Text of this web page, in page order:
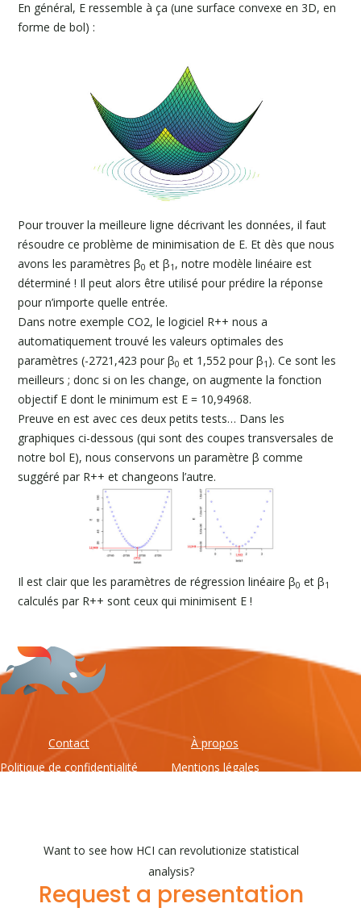
En général, E ressemble à ça (une surface convexe en 3D, en
forme de bol) :
Pour trouver la meilleure ligne décrivant les données, il faut
résoudre ce problème de minimisation de E. Et dès que nous
avons les paramètres β0 et β1, notre modèle linéaire est
déterminé ! Il peut alors être utilisé pour prédire la réponse
pour n’importe quelle entrée.
Dans notre exemple CO2, le logiciel R++ nous a
automatiquement trouvé les valeurs optimales des
paramètres (-2721,423 pour β0 et 1,552 pour β1 ). Ce sont les
meilleurs ; donc si on les change, on augmente la fonction
objectif E dont le minimum est E = 10,94968.
Preuve en est avec ces deux petits tests… Dans les
graphiques ci-dessous (qui sont des coupes transversales de
notre bol E), nous conservons un paramètre β comme
suggéré par R++ et changeons l’autre.
Il est clair que les paramètres de régression linéaire β0 et β1
calculés par R++ sont ceux qui minimisent E !
Contact À propos
Politique de confidentialité Mentions légales
Want to see how HCI can revolutionize statistical
analysis?
Request a presentation